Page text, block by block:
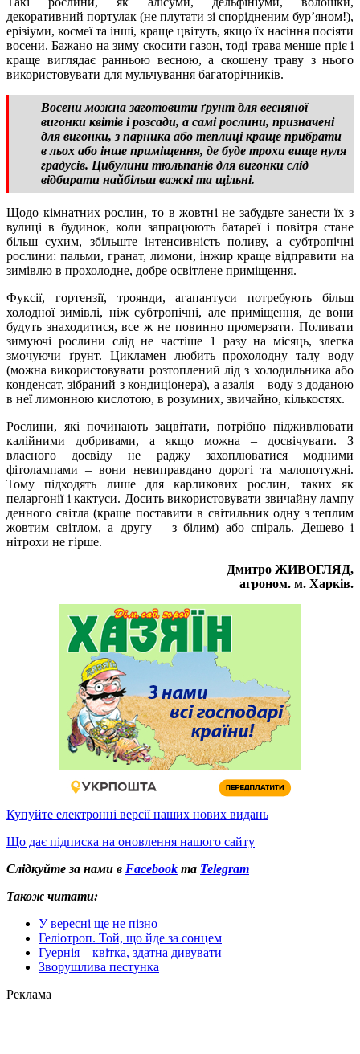
декоративний портулак (не плутати зі спорідненим бур’яном!),
ерізіуми, космеї та інші, краще цвітуть, якщо їх насіння посіяти
восени. Бажано на зиму скосити газон, тоді трава менше пріє і
краще виглядає ранньою весною, а скошену траву з нього
використовувати для мульчування багаторічників.
Восени можна заготовити ґрунт для весняної
вигонки квітів і розсади, а самі рослини, призначені
для вигонки, з парника або теплиці краще прибрати
в льох або інше приміщення, де буде трохи вище нуля
градусів. Цибулини тюльпанів для вигонки слід
відбирати найбільш важкі та щільні.
Щодо кімнатних рослин, то в жовтні не забудьте занести їх з
вулиці в будинок, коли запрацюють батареї і повітря стане
більш сухим, збільште інтенсивність поливу, а субтропічні
рослини: пальми, гранат, лимони, інжир краще відправити на
зимівлю в прохолодне, добре освітлене приміщення.
Фуксії, гортензії, троянди, агапантуси потребують більш
холодної зимівлі, ніж субтропічні, але приміщення, де вони
будуть знаходитися, все ж не повинно промерзати. Поливати
зимуючі рослини слід не частіше 1 разу на місяць, злегка
змочуючи ґрунт. Цикламен любить прохолодну талу воду
(можна використовувати розтоплений лід з холодильника або
конденсат, зібраний з кондиціонера), а азалія – воду з доданою
в неї лимонною кислотою, в розумних, звичайно, кількостях.
Рослини, які починають зацвітати, потрібно підживлювати
калійними добривами, а якщо можна – досвічувати. З
власного досвіду не раджу захоплюватися модними
фітолампами – вони невиправдано дорогі та малопотужні.
Тому підходять лише для карликових рослин, таких як
пеларгонії і кактуси. Досить використовувати звичайну лампу
денного світла (краще поставити в світильник одну з теплим
жовтим світлом, а другу – з білим) або спіраль. Дешево і
нітрохи не гірше.
Дмитро ЖИВОГЛЯД,
агроном. м. Харків.
Купуйте електронні версії наших нових видань
Що дає підписка на оновлення нашого сайту
Слідкуйте за нами в Facebook та Telegram
Також читати:
У вересні ще не пізно
Геліотроп. Той, що йде за сонцем
Гуернія – квітка, здатна дивувати
Зворушлива пестунка
Реклама